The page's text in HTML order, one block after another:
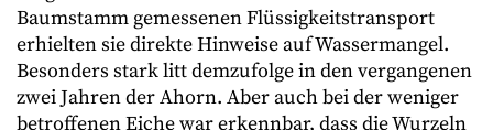
Baumstamm gemessenen Flüssigkeitstransport
erhielten sie direkte Hinweise auf Wassermangel.
Besonders stark litt demzufolge in den vergangenen
zwei Jahren der Ahorn. Aber auch bei der weniger
betroffenen Eiche war erkennbar, dass die Wurzeln